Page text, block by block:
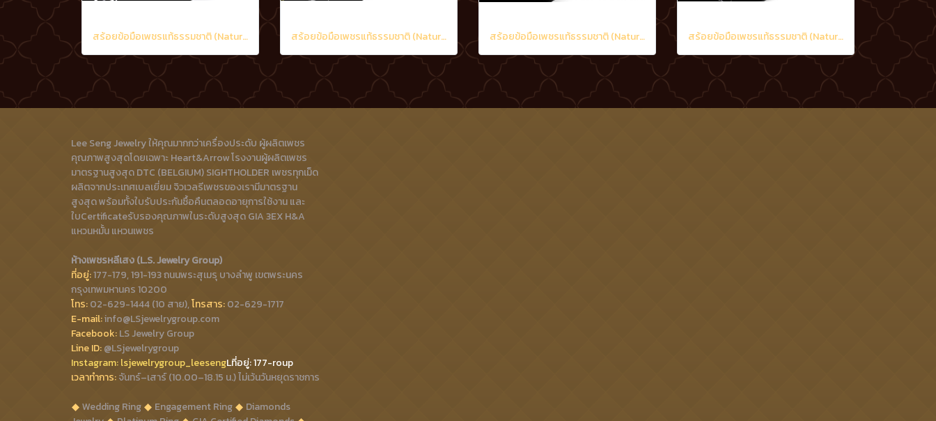
สร้อยข้อมือเพชรแท้ธรรมชาติ (Natural Diamonds) 2.05 Ct. สร้อยข้อมือเพชรแท้ธรรมชาติ (Natural Diamonds) 3.20 Ct. สร้อยข้อมือเพชรแท้ธรรมชาติ (Natural Diamonds) 1.60 Ct. สร้อยข้อมือเพชรแท้ธรรมชาติ (Natural Diamonds) 1.15 Ct.
Lee Seng Jewelry ให้คุณมากกว่าเครื่องประดับ ผู้ผลิตเพชร
คุณภาพสูงสุดโดยเฉพาะ Heart&Arrow โรงงานผู้ผลิตเพชร
มาตรฐานสูงสุด DTC (BELGIUM) SIGHTHOLDER เพชรทุกเม็ด
ผลิตจากประเทศเบลเยี่ยม จิวเวลรีเพชรของเรามีมาตรฐาน
สูงสุด พร้อมทั้งใบรับประกันซื้อคืนตลอดอายุการใช้งาน และ
ใบCertificateรับรองคุณภาพในระดับสูงสุด GIA 3EX H&A
แหวนหมั้น แหวนเพชร
ห้างเพชรหลีเสง (L.S. Jewelry Group)
ที่อยู่:177-179, 191-193 ถนนพระสุเมรุ บางลำพู เขตพระนคร
กรุงเทพมหานคร 10200
โทร:02-629-1444 (10 สาย),โทรสาร:02-629-1717
E-mail:info@LSjewelrygroup.com
Facebook:LS Jewelry Group
Line ID:@LSjewelrygroup
Instagram:lsjewelrygroup_leesengLที่อยู่: 177-roup
เวลาทำการ:จันทร์–เสาร์ (10.00–18.15 น.) ไม่เว้นวันหยุดราชการ
Wedding Ring
Engagement Ring
Diamonds